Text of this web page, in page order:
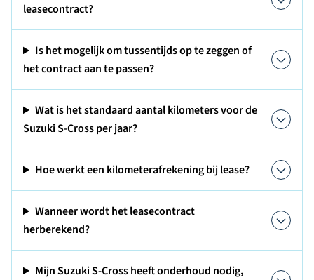
leasecontract?
Is het mogelijk om tussentijds op te zeggen of
het contract aan te passen?
Wat is het standaard aantal kilometers voor de
Suzuki S-Cross per jaar?
Hoe werkt een kilometerafrekening bij lease?
Wanneer wordt het leasecontract
herberekend?
Mijn Suzuki S-Cross heeft onderhoud nodig,